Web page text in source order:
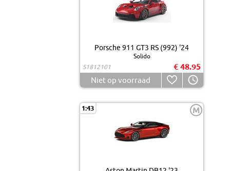
Porsche 911 GT3 RS (992) '24
Solido
S1812101
€ 48.95
Niet op voorraad
1:43 M